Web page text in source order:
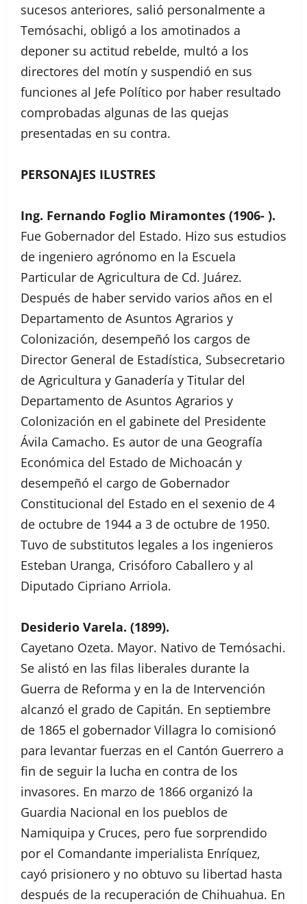
sucesos anteriores, salió personalmente a
Temósachi, obligó a los amotinados a
deponer su actitud rebelde, multó a los
directores del motín y suspendió en sus
funciones al Jefe Político por haber resultado
comprobadas algunas de las quejas
presentadas en su contra.
PERSONAJES ILUSTRES
Ing. Fernando Foglio Miramontes (1906- ).
Fue Gobernador del Estado. Hizo sus estudios
de ingeniero agrónomo en la Escuela
Particular de Agricultura de Cd. Juárez.
Después de haber servido varios años en el
Departamento de Asuntos Agrarios y
Colonización, desempeñó los cargos de
Director General de Estadística, Subsecretario
de Agricultura y Ganadería y Titular del
Departamento de Asuntos Agrarios y
Colonización en el gabinete del Presidente
Ávila Camacho. Es autor de una Geografía
Económica del Estado de Michoacán y
desempeñó el cargo de Gobernador
Constitucional del Estado en el sexenio de 4
de octubre de 1944 a 3 de octubre de 1950.
Tuvo de substitutos legales a los ingenieros
Esteban Uranga, Crisóforo Caballero y al
Diputado Cipriano Arriola.
Desiderio Varela. (1899).
Cayetano Ozeta. Mayor. Nativo de Temósachi.
Se alistó en las filas liberales durante la
Guerra de Reforma y en la de Intervención
alcanzó el grado de Capitán. En septiembre
de 1865 el gobernador Villagra lo comisionó
para levantar fuerzas en el Cantón Guerrero a
fin de seguir la lucha en contra de los
invasores. En marzo de 1866 organizó la
Guardia Nacional en los pueblos de
Namiquipa y Cruces, pero fue sorprendido
por el Comandante imperialista Enríquez,
cayó prisionero y no obtuvo su libertad hasta
después de la recuperación de Chihuahua. En